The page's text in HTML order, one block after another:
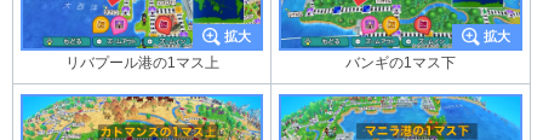
リバプール港の1マス上 バンギの1マス下